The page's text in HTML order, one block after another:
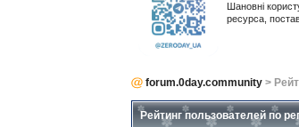
Шановні
ресурса,
forum.0day.community >
Рейтинг пользователей по